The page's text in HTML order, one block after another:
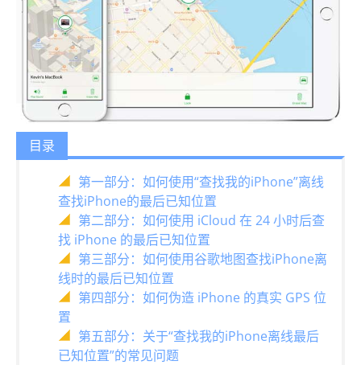
目录
第一部分：如何使用“查找我的iPhone”离线
查找iPhone的最后已知位置
第二部分：如何使用 iCloud 在 24 小时后查
找 iPhone 的最后已知位置
第三部分：如何使用谷歌地图查找iPhone离
线时的最后已知位置
第四部分：如何伪造 iPhone 的真实 GPS 位
置
第五部分：关于“查找我的iPhone离线最后
已知位置”的常见问题